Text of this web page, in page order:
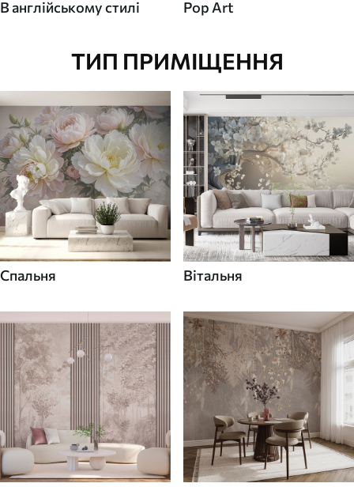
В англійському стилі Pop Art
ТИП ПРИМІЩЕННЯ
Спальня Вітальня